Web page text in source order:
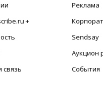
+
связь
Реклама
Sendsay
Аукцион
События